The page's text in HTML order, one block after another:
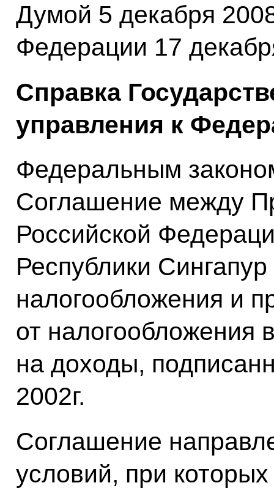
Думой 5 декабря
Федерации 17
Справка
управления к
Федеральным
Соглашение между
Российской
Республики
налогообложения и
от налогообложения
на доходы,
2002г.
Соглашение
условий, при